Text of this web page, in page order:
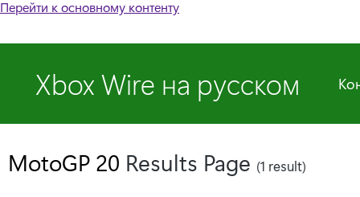
Перейти к основному контенту
Xbox Wire на русском
MotoGP 20 Results Page (1 result)